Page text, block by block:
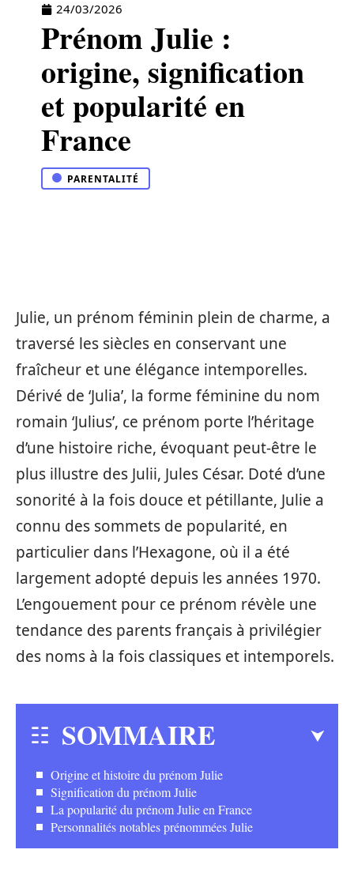
24/03/2026
Prénom Julie :
origine, signification
et popularité en
France
PARENTALITÉ
Julie, un prénom féminin plein de charme, a
traversé les siècles en conservant une
fraîcheur et une élégance intemporelles.
Dérivé de ‘Julia’, la forme féminine du nom
romain ‘Julius’, ce prénom porte l’héritage
d’une histoire riche, évoquant peut-être le
plus illustre des Julii, Jules César. Doté d’une
sonorité à la fois douce et pétillante, Julie a
connu des sommets de popularité, en
particulier dans l’Hexagone, où il a été
largement adopté depuis les années 1970.
L’engouement pour ce prénom révèle une
tendance des parents français à privilégier
des noms à la fois classiques et intemporels.
SOMMAIRE
Origine et histoire du prénom Julie
Signification du prénom Julie
La popularité du prénom Julie en France
Personnalités notables prénommées Julie